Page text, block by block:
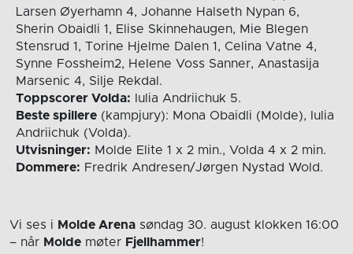
Larsen Øyerhamn 4, Johanne Halseth Nypan 6,
Sherin Obaidli 1, Elise Skinnehaugen, Mie Blegen
Stensrud 1, Torine Hjelme Dalen 1, Celina Vatne 4,
Synne Fossheim2, Helene Voss Sanner, Anastasija
Marsenic 4, Silje Rekdal.
Toppscorer Volda: Iulia Andriichuk 5.
Beste spillere(kampjury): Mona Obaidli (Molde), Iulia
Andriichuk (Volda).
Utvisninger: Molde Elite 1 x 2 min., Volda 4 x 2 min.
Dommere: Fredrik Andresen/Jørgen Nystad Wold.
Vi ses i Molde Arena søndag 30. august klokken 16:00
– når Molde møter Fjellhammer!